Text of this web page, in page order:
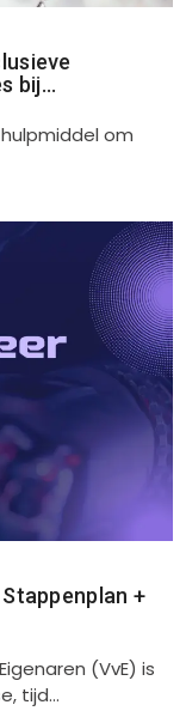
bij…
om
+
(VvE) is
tijd…